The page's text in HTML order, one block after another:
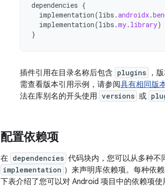
dependencies {
implementation(libs .androidx.
implementation(libs .my. library)
}
插件引用在目录名称后包含 plugins ，
需查看版本引用示例，请参阅具有相同版
法在库别名的开头使用 versions 或
配置依赖项
在 dependencies 代码块内，您可以从多种不
implementation ）来声明库依赖项。 每种依
下表介绍了您可以对 Android 项目中的依赖项使